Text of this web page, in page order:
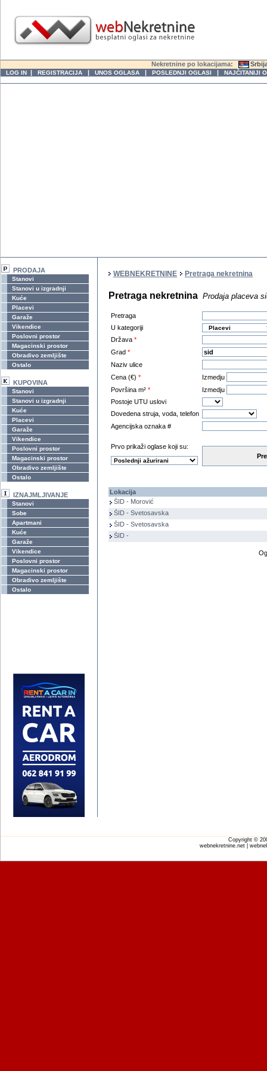
Nekretnine po lokacijama:
LOG IN | REGISTRACIJA | UNOS OGLASA | POSLEDNJI OGLASI | NAJČITANIJI
PRODAJA
Stanovi
Stanovi u izgradnji
Kuće
Placevi
Garaže
Vikendice
Poslovni prostor
Magacinski prostor
Obradivo zemljište
Ostalo
KUPOVINA
Stanovi
Stanovi u izgradnji
Kuće
Placevi
Garaže
Vikendice
Poslovni prostor
Magacinski prostor
Obradivo zemljište
Ostalo
IZNAJMLJIVANJE
Stanovi
Sobe
Apartmani
Kuće
Garaže
Vikendice
Poslovni prostor
Magacinski prostor
Obradivo zemljište
Ostalo
WEBNEKRETNINE Pretraga nekretnina
Pretraga nekretnina Prodaja placeva
Pretraga
U kategoriji
Država *
Grad *
Naziv ulice
Cena (€) *
Izmedju
Površina m² *
Izmedju
Postoje UTU uslovi
Dovedena struja, voda, telefon
Agencijska oznaka #
Prvo prikaži oglase koji su:
Lokacija
ŠID - Morović
ŠID - Svetosavska
ŠID - Svetosavska
ŠID -
Copyright ©
webnekretnine.net |